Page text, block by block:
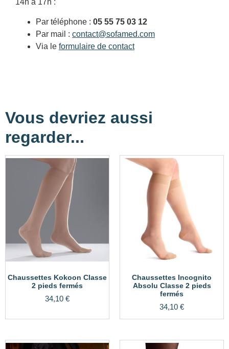
14h à 17h :
Par téléphone : 05 55 75 03 12
Par mail : contact@sofamed.com
Via le formulaire de contact
Vous devriez aussi
regarder...
Chaussettes Kokoon Classe
2 pieds fermés
34,10 €
Chaussettes Incognito
Absolu Classe 2 pieds
fermés
34,10 €